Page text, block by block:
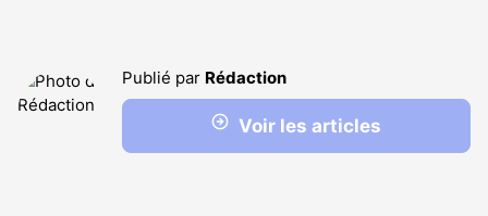
Publié par Rédaction
Voir les articles